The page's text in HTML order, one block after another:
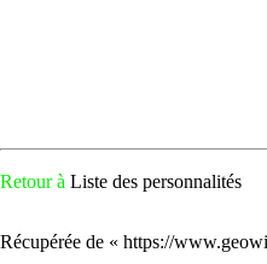
Retour à Liste des personnalités
Récupérée de « https://